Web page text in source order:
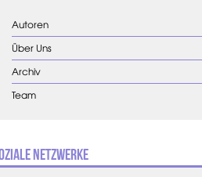
Autoren
Über Uns
Archiv
Team
Netzwerke